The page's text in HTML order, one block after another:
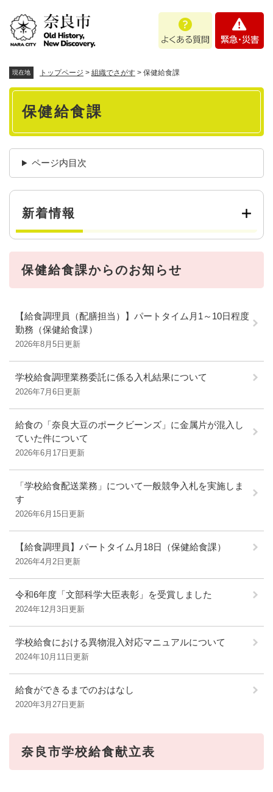
あ
問
・
現在地 トップページ > 組織でさがす > 保健給食課
本
保健給食課
ページ内目次
新着情報
保健給食課からのお知らせ
【給食調理員（配膳担当）】パートタイム月1～10日程度
勤務（保健給食課）
2026年8月5日更新
学校給食調理業務委託に係る入札結果について
2026年7月6日更新
給食の「奈良大豆のポークビーンズ」に金属片が混入し
ていた件について
2026年6月17日更新
「学校給食配送業務」について一般競争入札を実施しま
す
2026年6月15日更新
【給食調理員】パートタイム月18日（保健給食課）
2026年4月2日更新
令和6年度「文部科学大臣表彰」を受賞しました
2024年12月3日更新
学校給食における異物混入対応マニュアルについて
2024年10月11日更新
給食ができるまでのおはなし
2020年3月27日更新
奈良市学校給食献立表